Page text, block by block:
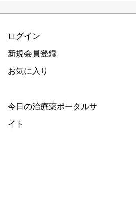
ログイン
新規会員登録
お気に入り
今日の治療薬ポータルサ
イト